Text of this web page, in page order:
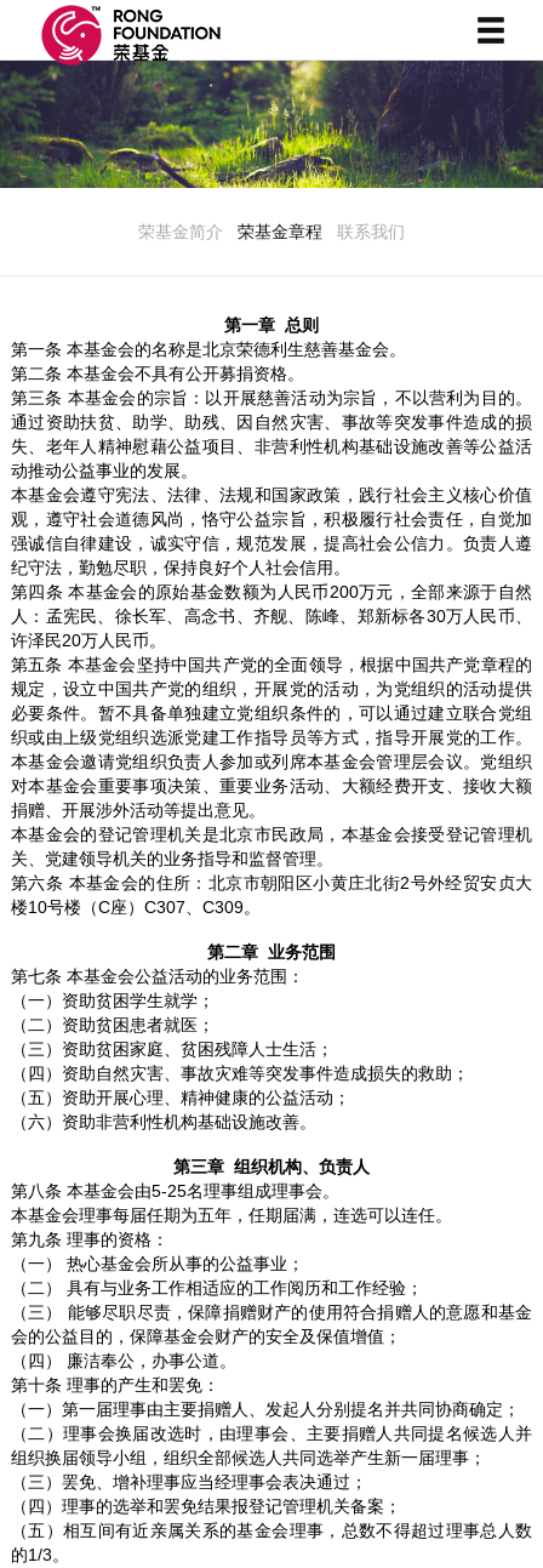
荣基金简介 荣基金章程 联系我们
第一章 总则
第一条 本基金会的名称是北京荣德利生慈善基金会。
第二条 本基金会不具有公开募捐资格。
第三条 本基金会的宗旨：以开展慈善活动为宗旨，不以营利为目的。
通过资助扶贫、助学、助残、因自然灾害、事故等突发事件造成的损
失、老年人精神慰藉公益项目、非营利性机构基础设施改善等公益活
动推动公益事业的发展。
本基金会遵守宪法、法律、法规和国家政策，践行社会主义核心价值
观，遵守社会道德风尚，恪守公益宗旨，积极履行社会责任，自觉加
强诚信自律建设，诚实守信，规范发展，提高社会公信力。负责人遵
纪守法，勤勉尽职，保持良好个人社会信用。
第四条 本基金会的原始基金数额为人民币200万元，全部来源于自然
人：孟宪民、徐长军、高念书、齐舰、陈峰、郑新标各30万人民币、
许泽民20万人民币。
第五条 本基金会坚持中国共产党的全面领导，根据中国共产党章程的
规定，设立中国共产党的组织，开展党的活动，为党组织的活动提供
必要条件。暂不具备单独建立党组织条件的，可以通过建立联合党组
织或由上级党组织选派党建工作指导员等方式，指导开展党的工作。
本基金会邀请党组织负责人参加或列席本基金会管理层会议。党组织
对本基金会重要事项决策、重要业务活动、大额经费开支、接收大额
捐赠、开展涉外活动等提出意见。
本基金会的登记管理机关是北京市民政局，本基金会接受登记管理机
关、党建领导机关的业务指导和监督管理。
第六条 本基金会的住所：北京市朝阳区小黄庄北街2号外经贸安贞大
楼10号楼（C座）C307、C309。
第二章 业务范围
第七条 本基金会公益活动的业务范围：
（一）资助贫困学生就学；
（二）资助贫困患者就医；
（三）资助贫困家庭、贫困残障人士生活；
（四）资助自然灾害、事故灾难等突发事件造成损失的救助；
（五）资助开展心理、精神健康的公益活动；
（六）资助非营利性机构基础设施改善。
第三章 组织机构、负责人
第八条 本基金会由5-25名理事组成理事会。
本基金会理事每届任期为五年，任期届满，连选可以连任。
第九条 理事的资格：
（一） 热心基金会所从事的公益事业；
（二） 具有与业务工作相适应的工作阅历和工作经验；
（三） 能够尽职尽责，保障捐赠财产的使用符合捐赠人的意愿和基金
会的公益目的，保障基金会财产的安全及保值增值；
（四） 廉洁奉公，办事公道。
第十条 理事的产生和罢免：
（一）第一届理事由主要捐赠人、发起人分别提名并共同协商确定；
（二）理事会换届改选时，由理事会、主要捐赠人共同提名候选人并
组织换届领导小组，组织全部候选人共同选举产生新一届理事；
（三）罢免、增补理事应当经理事会表决通过；
（四）理事的选举和罢免结果报登记管理机关备案；
（五）相互间有近亲属关系的基金会理事，总数不得超过理事总人数
的1/3。